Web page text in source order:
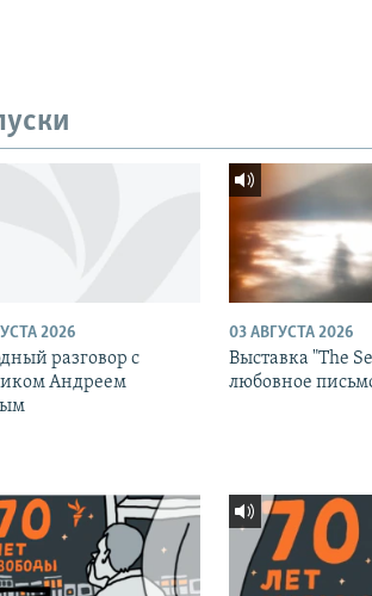
2026
разговор с
Андреем
03 АВГУСТА 2026
Выставка "The
любовное